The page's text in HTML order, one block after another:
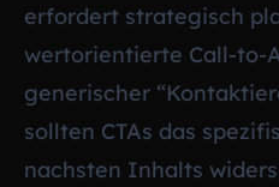
erfordert strategisch
wertorientierte Call-to-
generischer
sollten CTAs das
nachsten Inhalts